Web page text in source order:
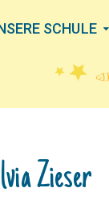
SCHULE
Zieser